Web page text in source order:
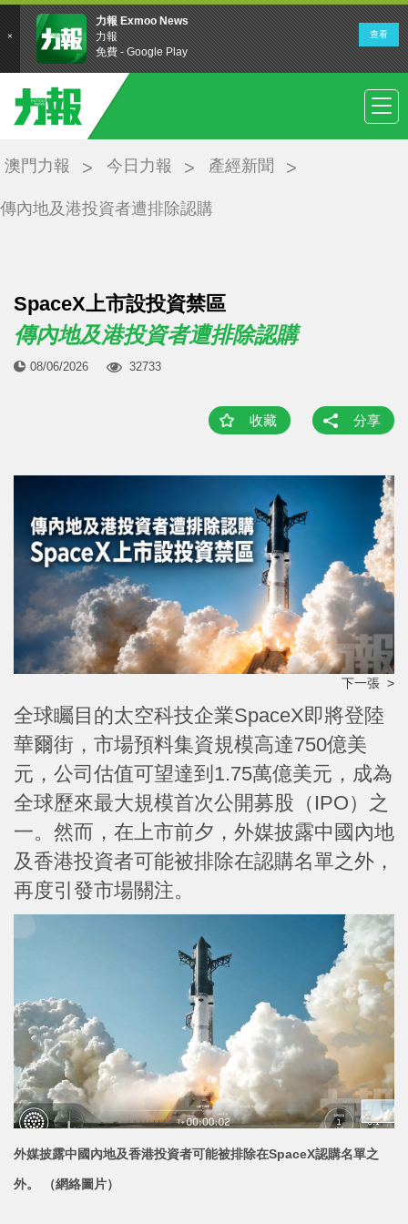
澳門力報 今日力報 產經新聞
傳內地及港投資者遭排除認購
SpaceX上市設投資禁區
傳內地及港投資者遭排除認購
08/06/2026 32733
收藏 分享
下一張 >
全球矚目的太空科技企業SpaceX即將登陸
華爾街，市場預料集資規模高達750億美
元，公司估值可望達到1.75萬億美元，成為
全球歷來最大規模首次公開募股（IPO）之
一。然而，在上市前夕，外媒披露中國內地
及香港投資者可能被排除在認購名單之外，
再度引發市場關注。
外媒披露中國內地及香港投資者可能被排除在SpaceX認購名單之
外。 （網絡圖片）